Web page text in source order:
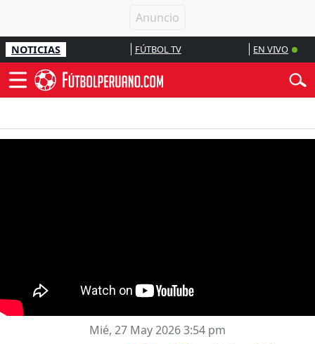
NOTICIAS FÚTBOL TV EN VIVO
Mié, 27 May 2026 3:54 pm